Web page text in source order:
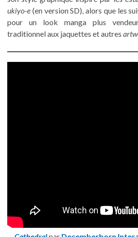
ukiyo-e (en version SD), alors que les
pour un look manga plus
traditionnel aux jaquettes et autres